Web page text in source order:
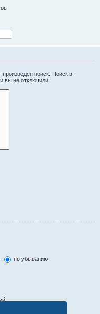
поиск. Поиск в
вы не отключили
по убыванию